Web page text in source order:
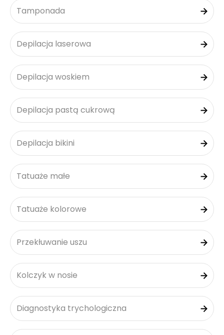
Tamponada
Depilacja laserowa
Depilacja woskiem
Depilacja pastą cukrową
Depilacja bikini
Tatuaże małe
Tatuaże kolorowe
Przekłuwanie uszu
Kolczyk w nosie
Diagnostyka trychologiczna